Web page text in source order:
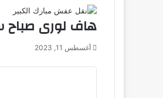
هاف لورى صباح
أغسطس 11, 2023